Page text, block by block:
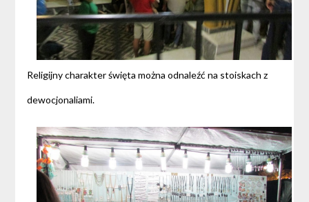
Religijny charakter święta można odnaleźć na stoiskach z
dewocjonaliami.